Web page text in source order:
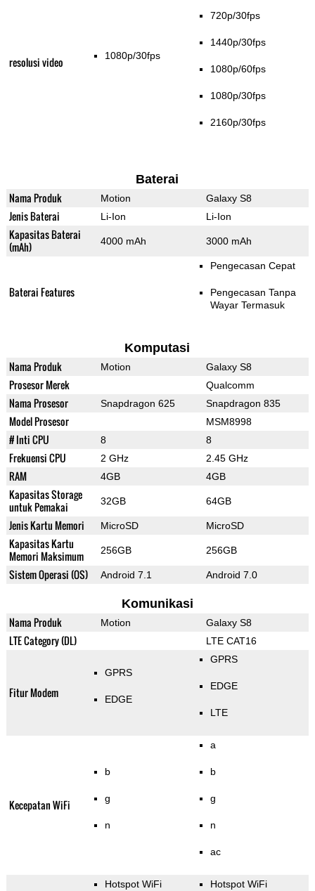
resolusi video 1080p/30fps
720p/30fps
1440p/30fps
1080p/60fps
1080p/30fps
2160p/30fps
Baterai
Nama Produk Motion Galaxy S8
Jenis Baterai Li-Ion Li-Ion
Kapasitas Baterai
(mAh)
4000 mAh 3000 mAh
Baterai Features
Pengecasan Cepat
Pengecasan Tanpa
Wayar Termasuk
Komputasi
Nama Produk Motion Galaxy S8
Prosesor Merek Qualcomm
Nama Prosesor Snapdragon 625 Snapdragon 835
Model Prosesor MSM8998
# Inti CPU 8 8
Frekuensi CPU 2 GHz 2.45 GHz
RAM 4GB 4GB
Kapasitas Storage
untuk Pemakai
32GB 64GB
Jenis Kartu Memori MicroSD MicroSD
Kapasitas Kartu
Memori Maksimum
256GB 256GB
Sistem Operasi (OS) Android 7.1 Android 7.0
Komunikasi
Nama Produk Motion Galaxy S8
LTE Category (DL) LTE CAT16
Fitur Modem
GPRS
EDGE
GPRS
EDGE
LTE
Kecepatan WiFi
b
g
n
a
b
g
n
ac
Hotspot WiFi Hotspot WiFi